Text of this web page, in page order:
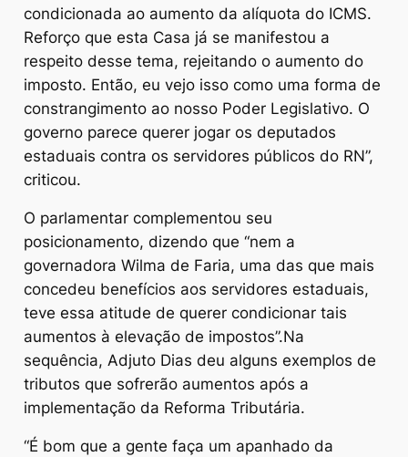
condicionada ao aumento da alíquota do ICMS.
Reforço que esta Casa já se manifestou a
respeito desse tema, rejeitando o aumento do
imposto. Então, eu vejo isso como uma forma de
constrangimento ao nosso Poder Legislativo. O
governo parece querer jogar os deputados
estaduais contra os servidores públicos do RN”,
criticou.
O parlamentar complementou seu
posicionamento, dizendo que “nem a
governadora Wilma de Faria, uma das que mais
concedeu benefícios aos servidores estaduais,
teve essa atitude de querer condicionar tais
aumentos à elevação de impostos”.Na
sequência, Adjuto Dias deu alguns exemplos de
tributos que sofrerão aumentos após a
implementação da Reforma Tributária.
“É bom que a gente faça um apanhado da